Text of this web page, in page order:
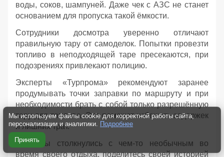
воды, соков, шампуней. Даже чек с АЗС не станет
основанием для пропуска такой ёмкости.
Сотрудники досмотра уверенно отличают
правильную тару от самоделок. Попытки провезти
топливо в неподходящей таре пресекаются, при
подозрениях привлекают полицию.
Эксперты «Турпрома» рекомендуют заранее
продумывать точки заправки по маршруту и при
необходимости брать с собой только разрешённую
тару для топлива. Это поможет избежать задержек
и лишних трат.
Если вы столкнулись с чем-то необычным во
время своего отдыха, поделитесь своей историей
Мы используем файлы cookie для корректной работы сайта,
персонализации и аналитики. Подробнее
Принять